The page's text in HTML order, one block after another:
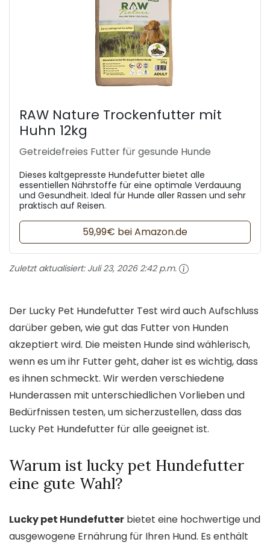
RAW Nature Trockenfutter mit
Huhn 12kg
Getreidefreies Futter für gesunde Hunde
Dieses kaltgepresste Hundefutter bietet alle
essentiellen Nährstoffe für eine optimale Verdauung
und Gesundheit. Ideal für Hunde aller Rassen und sehr
praktisch auf Reisen.
59,99€ bei Amazon.de
Zuletzt aktualisiert: Juli 23, 2026 2:42 p.m.
Der Lucky Pet Hundefutter Test wird auch Aufschluss
darüber geben, wie gut das Futter von Hunden
akzeptiert wird. Die meisten Hunde sind wählerisch,
wenn es um ihr Futter geht, daher ist es wichtig, dass
es ihnen schmeckt. Wir werden verschiedene
Hunderassen mit unterschiedlichen Vorlieben und
Bedürfnissen testen, um sicherzustellen, dass das
Lucky Pet Hundefutter für alle geeignet ist.
Warum ist lucky pet Hundefutter
eine gute Wahl?
Lucky pet Hundefutter bietet eine hochwertige und
ausgewogene Ernährung für Ihren Hund. Es enthält